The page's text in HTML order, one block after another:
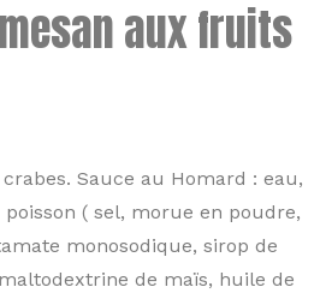
aux fruits
Sauce au Homard : eau,
( sel, morue en poudre,
monosodique, sirop de
de maïs, huile de